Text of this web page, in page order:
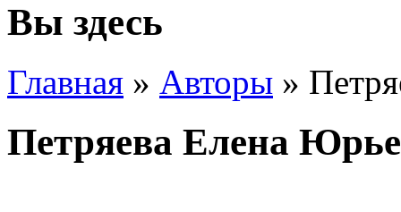
Вы здесь
Главная » Авторы »
Петряева Елена